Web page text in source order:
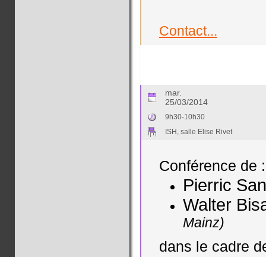
Contact...
mar.
25/03/2014
9h30-10h30
ISH, salle Elise Rivet
Conférence de :
Pierric
Walter
Mainz)
dans le cadre